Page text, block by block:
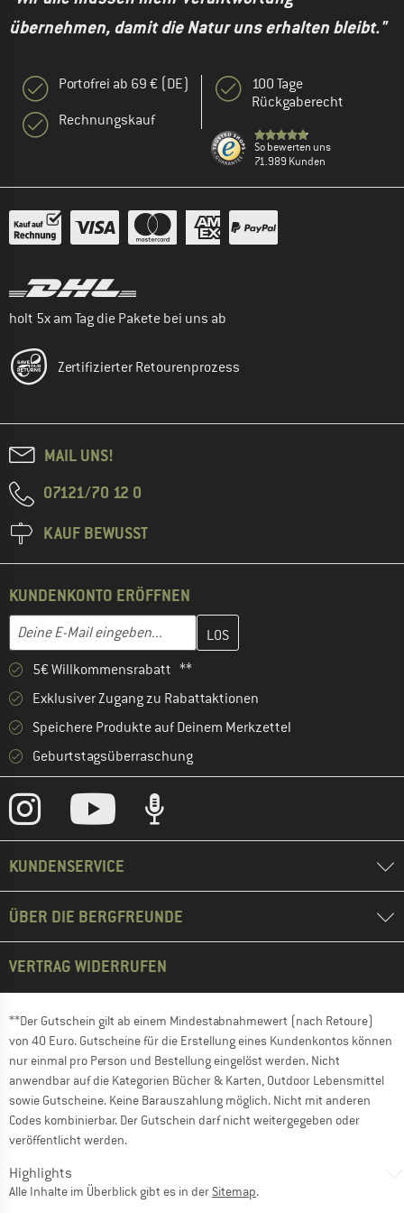
übernehmen, damit die Natur uns erhalten bleibt."
Portofrei ab 69 € (DE)
Rechnungskauf
100 Tage
Rückgaberecht
So bewerten uns
71.989 Kunden
holt 5x am Tag die Pakete bei uns ab
Zertifizierter Retourenprozess
MAIL UNS!
07121/70 12 0
KAUF BEWUSST
KUNDENKONTO ERÖFFNEN
E-Mail-Adresse
Gib hier deine E-Mail-Adresse ein und erstelle im nächsten
5€ Willkommensrabatt **
Exklusiver Zugang zu Rabattaktionen
Speichere Produkte auf Deinem Merkzettel
Geburtstagsüberraschung
KUNDENSERVICE
ÜBER DIE BERGFREUNDE
VERTRAG WIDERRUFEN
**Der Gutschein gilt ab einem Mindestabnahmewert (nach Retoure)
von 40 Euro. Gutscheine für die Erstellung eines Kundenkontos können
nur einmal pro Person und Bestellung eingelöst werden. Nicht
anwendbar auf die Kategorien Bücher & Karten, Outdoor Lebensmittel
sowie Gutscheine. Keine Barauszahlung möglich. Nicht mit anderen
Codes kombinierbar. Der Gutschein darf nicht weitergegeben oder
veröffentlicht werden.
Highlights
Alle Inhalte im Überblick gibt es in der Sitemap.